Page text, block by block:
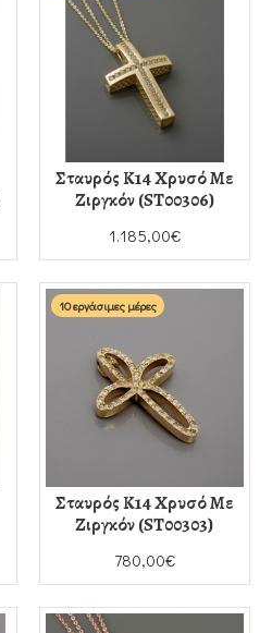
Σταυρός Κ14 Χρυσό Με
Ζιργκόν (ST00306)
1.185,00€
10 εργάσιμες μέρες
Σταυρός Κ14 Χρυσό Με
Ζιργκόν (ST00303)
780,00€